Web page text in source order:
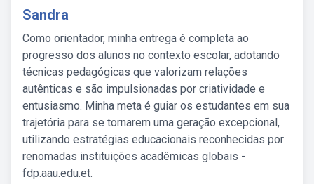
Sandra
Como orientador, minha entrega é completa ao
progresso dos alunos no contexto escolar, adotando
técnicas pedagógicas que valorizam relações
autênticas e são impulsionadas por criatividade e
entusiasmo. Minha meta é guiar os estudantes em sua
trajetória para se tornarem uma geração excepcional,
utilizando estratégias educacionais reconhecidas por
renomadas instituições acadêmicas globais -
fdp.aau.edu.et.